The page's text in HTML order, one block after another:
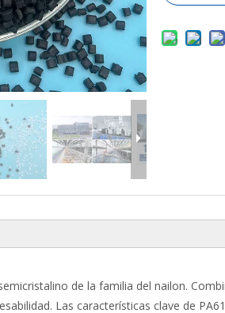
de la familia del nailon.
Las características clave de